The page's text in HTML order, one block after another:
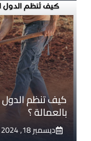
كيف تنظم
بالعمالة ؟
ديسمبر 18, 2024